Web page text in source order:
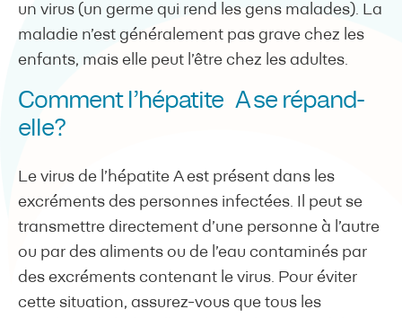
un virus (un germe qui rend les gens malades). La
maladie n’est généralement pas grave chez les
enfants, mais elle peut l’être chez les adultes.
Comment l’hépatite A se répand-
elle?
Le virus de l’hépatite A est présent dans les
excréments des personnes infectées. Il peut se
transmettre directement d’une personne à l’autre
ou par des aliments ou de l’eau contaminés par
des excréments contenant le virus. Pour éviter
cette situation, assurez-vous que tous les